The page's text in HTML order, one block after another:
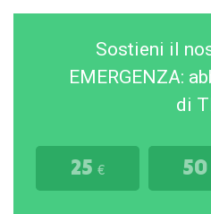
Sostieni il
EMERGENZA:
di
25 € 50